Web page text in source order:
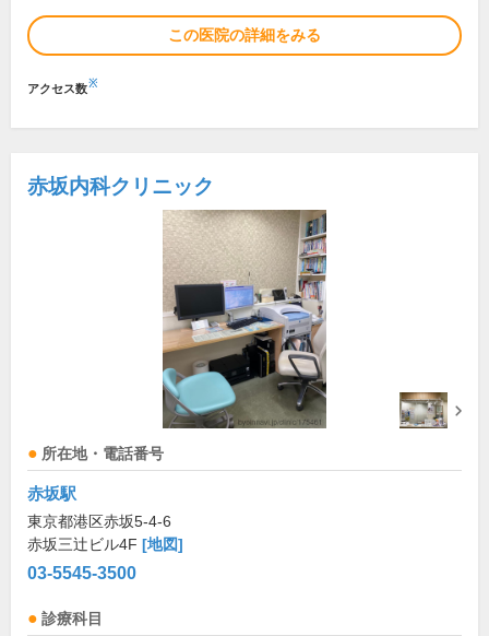
この医院の詳細をみる
アクセス数※
赤坂内科クリニック
所在地・電話番号
赤坂駅
東京都港区赤坂5-4-6
赤坂三辻ビル4F [地図]
03-5545-3500
診療科目